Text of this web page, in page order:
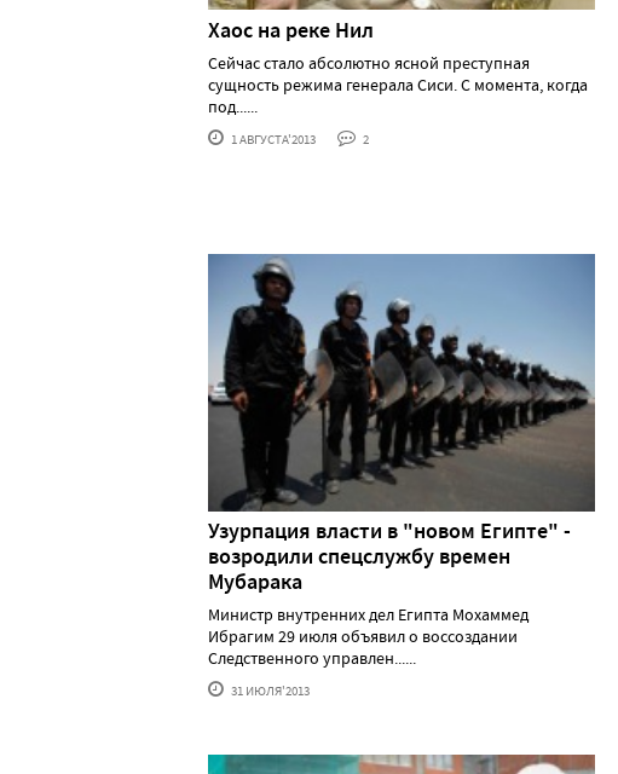
Хаос на реке Нил
Сейчас стало абсолютно ясной преступная
сущность режима генерала Сиси. С момента, когда
под......
1 АВГУСТА'2013 2
Узурпация власти в "новом Египте" -
возродили спецслужбу времен
Мубарака
Министр внутренних дел Египта Мохаммед
Ибрагим 29 июля объявил о воссоздании
Следственного управлен......
31 ИЮЛЯ'2013